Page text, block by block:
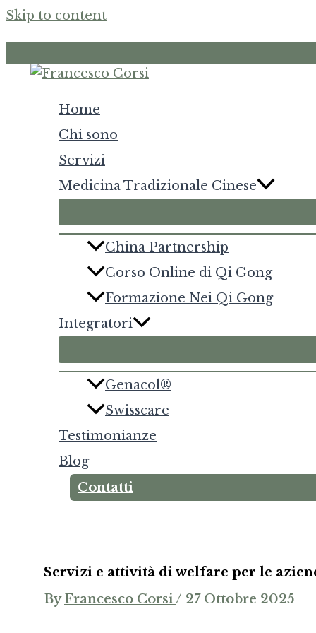
Skip to content
Home
Chi sono
Servizi
Medicina Tradizionale Cinese
China Partnership
Corso Online di Qi Gong
Formazione Nei Qi Gong
Integratori
Genacol®
Swisscare
Testimonianze
Blog
Contatti
Servizi e attività di welfare per le
ByFrancesco Corsi/ 27 Ottobre 2025